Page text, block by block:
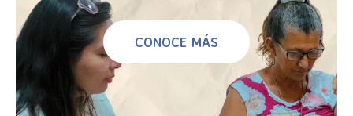
CONOCE MÁS